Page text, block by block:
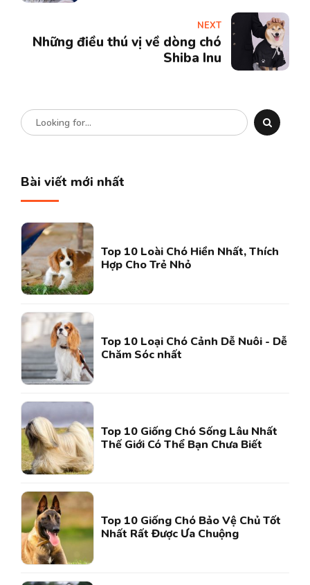
NEXT
Những điều thú vị về dòng chó
Shiba Inu
Bài viết mới nhất
Top 10 Loài Chó Hiền Nhất, Thích
Hợp Cho Trẻ Nhỏ
Top 10 Loại Chó Cảnh Dễ Nuôi - Dễ
Chăm Sóc nhất
Top 10 Giống Chó Sống Lâu Nhất
Thế Giới Có Thể Bạn Chưa Biết
Top 10 Giống Chó Bảo Vệ Chủ Tốt
Nhất Rất Được Ưa Chuộng